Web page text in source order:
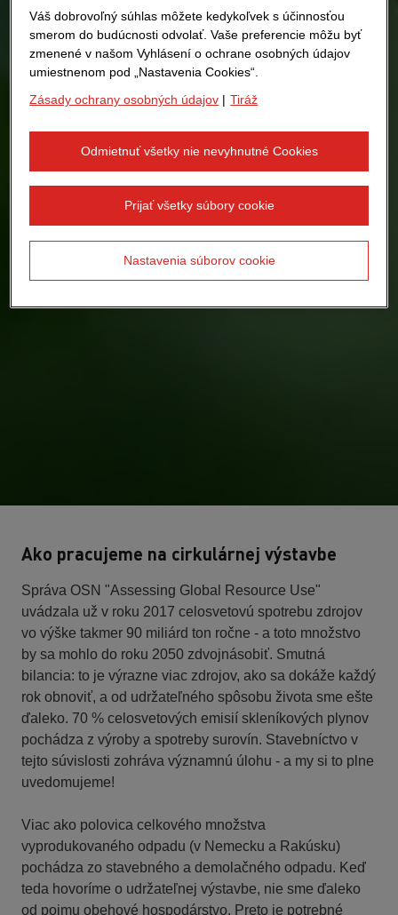
Ako pracujeme na cirkulárnej výstavbe
Správa OSN "Assessing Global Resource Use"
uvádzala už v roku 2017 celosvetovú spotrebu zdrojov
vo výške takmer 90 miliárd ton ročne - a toto množstvo
by sa mohlo do roku 2050 zdvojnásobiť. Smutná
bilancia: to je výrazne viac zdrojov, ako sa dokáže každý
rok obnoviť, a od udržateľného spôsobu života sme ešte
ďaleko. 70 % celosvetových emisií skleníkových plynov
pochádza z výroby a spotreby surovín. Stavebníctvo v
tejto súvislosti zohráva významnú úlohu - a my si to plne
uvedomujeme!
Viac ako polovica celkového množstva
vyprodukovaného odpadu (v Nemecku a Rakúsku)
pochádza zo stavebného a demolačného odpadu. Keď
teda hovoríme o udržateľnej výstavbe, nie sme ďaleko
od pojmu obehové hospodárstvo. Preto je potrebné
Váš dobrovoľný súhlas môžete kedykoľvek s účinnosťou
smerom do budúcnosti odvolať. Vaše preferencie môžu byť
zmenené v našom Vyhlásení o ochrane osobných údajov
umiestnenom pod „Nastavenia Cookies“.
Zásady ochrany osobných údajov | Tiráž
Odmietnuť všetky nie nevyhnutné Cookies
Prijať všetky súbory cookie
Nastavenia súborov cookie